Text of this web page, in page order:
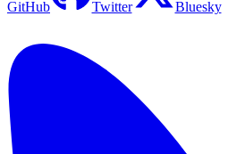
GitHub Twitter Bluesky